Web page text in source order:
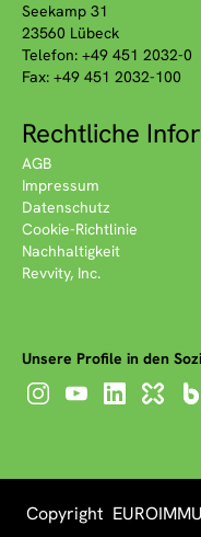
Seekamp 31
23560 Lübeck
Telefon: +49 451 2032-0
Fax: +49 451 2032-100
Rechtliche
AGB
Impressum
Datenschutz
Cookie-Richtlinie
Nachhaltigkeit
Revvity, Inc.
Unsere Profile in den
Copyright